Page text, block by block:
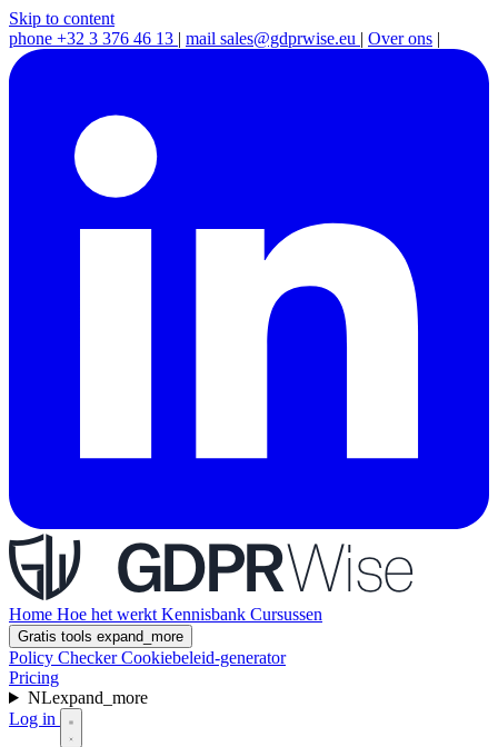
Skip to content
phone +32 3 376 46 13 | mail sales@gdprwise.eu | Over ons |
Home Hoe het werkt Kennisbank Cursussen
Gratis tools expand_more
Policy CheckerCookiebeleid-generator
Pricing
NLexpand_more
Log in